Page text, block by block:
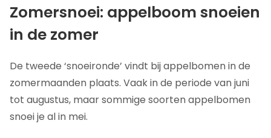
Zomersnoei: appelboom snoeien
in de zomer
De tweede ‘snoeironde’ vindt bij appelbomen in de
zomermaanden plaats. Vaak in de periode van juni
tot augustus, maar sommige soorten appelbomen
snoei je al in mei.